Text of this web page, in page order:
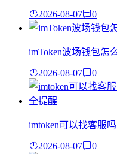
2026-08-07 0
imToken波场钱包怎
2026-08-07 0
imtoken可以找客服
2026-08-07 0